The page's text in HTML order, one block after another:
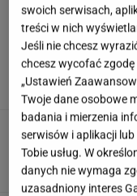
Hyży
Te
swoich serwisach,
treści w nich
Jeśli nie chcesz
chcesz wycofać
„Ustawień
Twoje dane osobowe
badania i mierzenia
serwisów i aplikacji
Tobie usług. W
danych nie wymaga
uzasadniony interes